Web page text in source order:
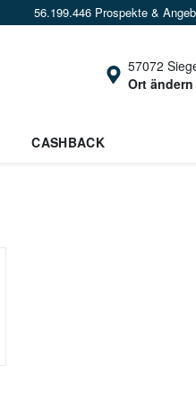
56.199.446 Prospekte &
57072
Ort ändern
CASHBACK